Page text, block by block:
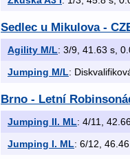
Sedlec u Mikulova -
Agility M/L: 3/9, 41.63 s,
Jumping M/L:
Brno - Letní
Jumping II. ML: 4/11,
Jumping I. ML: 6/12,